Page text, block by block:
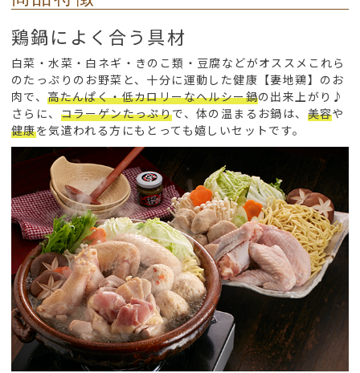
鶏鍋によく合う具材
白菜・水菜・白ネギ・きのこ類・豆腐などがオススメこれら
のたっぷりのお野菜と、十分に運動した健康【妻地鶏】のお
肉で、高たんぱく・低カロリーなヘルシー鍋の出来上がり♪
さらに、 コラーゲンたっぷりで、体の温まるお鍋は、 美容や
健康を気遣われる方にもとっても嬉しいセットです。